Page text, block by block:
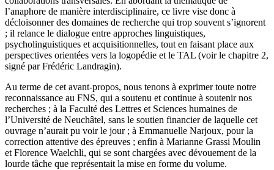
l’anaphore de manière interdisciplinaire, ce livre vise donc à
décloisonner des domaines de recherche qui trop souvent s’ignorent
; il relance le dialogue entre approches linguistiques,
psycholinguistiques et acquisitionnelles, tout en faisant place aux
perspectives orientées vers la logopédie et le TAL (voir le chapitre 2,
signé par Frédéric Landragin).
Au terme de cet avant-propos, nous tenons à exprimer toute notre
reconnaissance au FNS, qui a soutenu et continue à soutenir nos
recherches ; à la Faculté des Lettres et Sciences humaines de
l’Université de Neuchâtel, sans le soutien financier de laquelle cet
ouvrage n’aurait pu voir le jour ; à Emmanuelle Narjoux, pour la
correction attentive des épreuves ; enfin à Marianne Grassi Moulin
et Florence Waelchli, qui se sont chargées avec dévouement de la
lourde tâche que représentait la mise en forme du volume.